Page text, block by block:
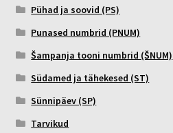
Pühad ja soovid (PS)
Punased numbrid (PNUM)
Šampanja tooni numbrid (ŠNUM)
Südamed ja tähekesed (ST)
Sünnipäev (SP)
Tarvikud